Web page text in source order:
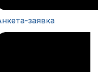
заявка